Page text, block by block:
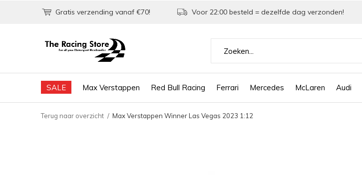
SALE Max Verstappen Red Bull Racing Ferrari Mercedes McLaren Audi
Gratis verzending vanaf €70! Voor 22:00 besteld = dezelfde dag verzonden!
Terug naar overzicht Max Verstappen Winner Las Vegas 2023 1:12